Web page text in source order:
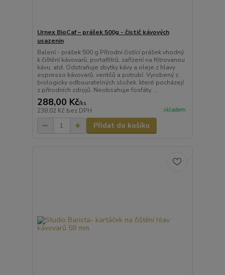
Urnex BioCaf – prášek 500g - čistič kávových
usazenin
Balení - prášek 500 g Přírodní čistící prášek vhodný
k čištění kávovarů, portafiltrů, zařízení na filtrovanou
kávu, atd. Odstraňuje zbytky kávy a oleje z hlavy
espresso kávovarů, ventilů a potrubí. Vyrobený z
biologicky odbouratelných složek, které pocházejí
z přírodních zdrojů. Neobsahuje fosfáty. ...
288,00 Kč/ks
238,02 Kč bez DPH skladem
Přidat do košíku